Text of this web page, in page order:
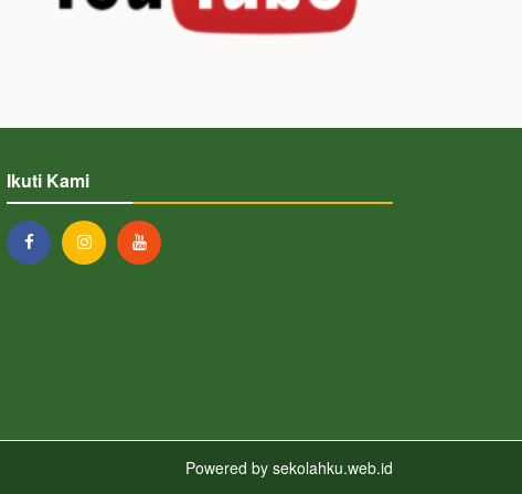
Ikuti Kami
Powered by sekolahku.web.id